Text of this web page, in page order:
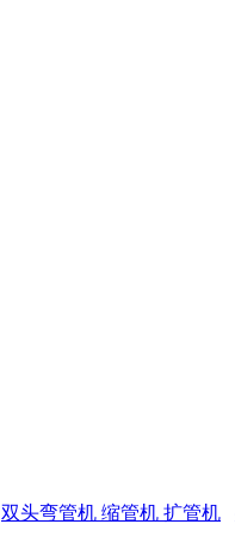
双头弯管机 缩管机 扩管机